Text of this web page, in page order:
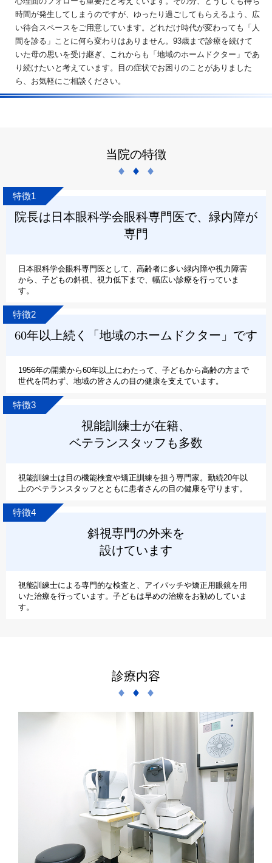
時間が発生してしまうのですが、ゆったり過ごしてもらえるよう、広
い待合スペースをご用意しています。どれだけ時代が変わっても「人
間を診る」ことに何ら変わりはありません。93歳まで診療を続けて
いた母の思いを受け継ぎ、これからも「地域のホームドクター」であ
り続けたいと考えています。目の症状でお困りのことがありました
ら、お気軽にご相談ください。
当院の特徴
特徴1
院長は日本眼科学会眼科専門医で、緑内障が
専門
日本眼科学会眼科専門医として、高齢者に多い緑内障や視力障害
から、子どもの斜視、視力低下まで、幅広い診療を行っていま
す。
特徴2
60年以上続く「地域のホームドクター」です
1956年の開業から60年以上にわたって、子どもから高齢の方まで
世代を問わず、地域の皆さんの目の健康を支えています。
特徴3
視能訓練士が在籍、
ベテランスタッフも多数
視能訓練士は目の機能検査や矯正訓練を担う専門家。勤続20年以
上のベテランスタッフとともに患者さんの目の健康を守ります。
特徴4
斜視専門の外来を
設けています
視能訓練士による専門的な検査と、アイパッチや矯正用眼鏡を用
いた治療を行っています。子どもは早めの治療をお勧めしていま
す。
診療内容